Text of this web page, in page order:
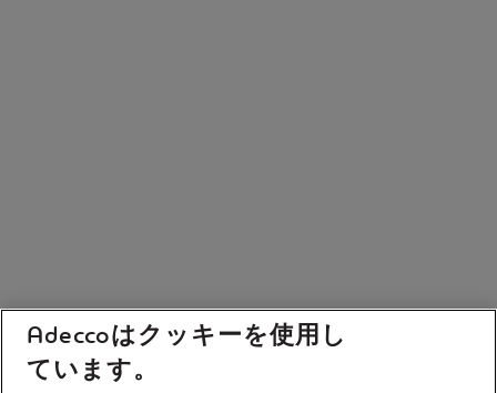
Adeccoはクッキーを使用し
ています。